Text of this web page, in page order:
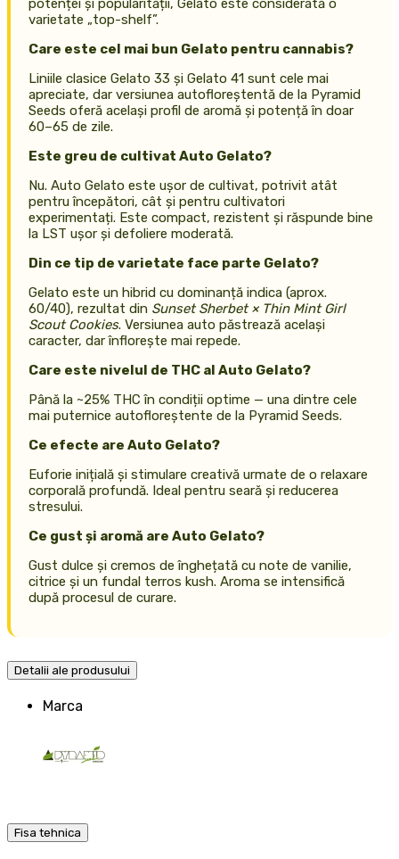
potenței și popularității, Gelato este considerată o
varietate „top-shelf”.
Care este cel mai bun Gelato pentru cannabis?
Liniile clasice Gelato 33 și Gelato 41 sunt cele mai
apreciate, dar versiunea autofloreștentă de la Pyramid
Seeds oferă același profil de aromă și potență în doar
60–65 de zile.
Este greu de cultivat Auto Gelato?
Nu. Auto Gelato este ușor de cultivat, potrivit atât
pentru începători, cât și pentru cultivatori
experimentați. Este compact, rezistent și răspunde bine
la LST ușor și defoliere moderată.
Din ce tip de varietate face parte Gelato?
Gelato este un hibrid cu dominanță indica (aprox.
60/40), rezultat din Sunset Sherbet × Thin Mint Girl
Scout Cookies. Versiunea auto păstrează același
caracter, dar înflorește mai repede.
Care este nivelul de THC al Auto Gelato?
Până la ~25% THC în condiții optime — una dintre cele
mai puternice autofloreștente de la Pyramid Seeds.
Ce efecte are Auto Gelato?
Euforie inițială și stimulare creativă urmate de o relaxare
corporală profundă. Ideal pentru seară și reducerea
stresului.
Ce gust și aromă are Auto Gelato?
Gust dulce și cremos de înghețată cu note de vanilie,
citrice și un fundal terros kush. Aroma se intensifică
după procesul de curare.
Detalii ale produsului
Marca
Fisa tehnica